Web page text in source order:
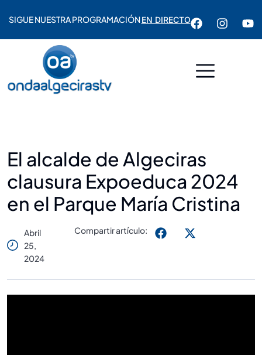
SIGUE NUESTRA PROGRAMACIÓNEN DIRECTO
El alcalde de Algeciras
clausura Expoeduca 2024
en el Parque María Cristina
Abril
25,
2024
Compartir artículo: